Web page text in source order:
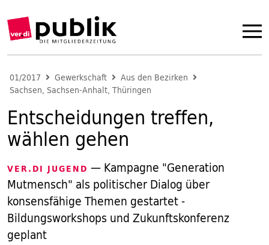
01/2017 Gewerkschaft
Aus den Bezirken
Sachsen, Sachsen-Anhalt, Thüringen
Entscheidungen treffen,
wählen gehen
VER.DI JUGEND — Kampagne "Generation
Mutmensch" als politischer Dialog über
konsensfähige Themen gestartet -
Bildungsworkshops und Zukunftskonferenz
geplant